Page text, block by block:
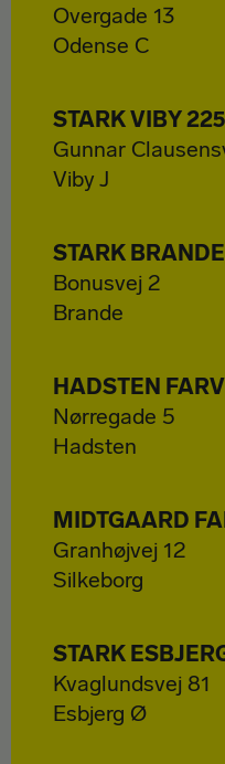
Overgade 13
Odense C
STARK VIBY 225
Gunnar
Viby J
STARK
Bonusvej 2
Brande
HADSTEN
Nørregade 5
Hadsten
MIDTGAARD
Granhøjvej 12
Silkeborg
STARK
Kvaglundsvej 81
Esbjerg Ø